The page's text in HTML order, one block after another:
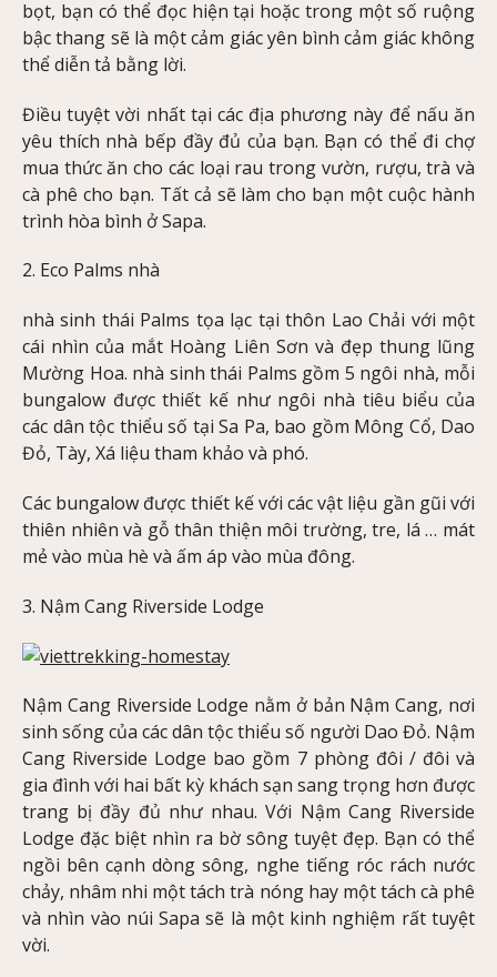
bọt, bạn có thể đọc hiện tại hoặc trong một số ruộng
bậc thang sẽ là một cảm giác yên bình cảm giác không
thể diễn tả bằng lời.
Điều tuyệt vời nhất tại các địa phương này để nấu ăn
yêu thích nhà bếp đầy đủ của bạn. Bạn có thể đi chợ
mua thức ăn cho các loại rau trong vườn, rượu, trà và
cà phê cho bạn. Tất cả sẽ làm cho bạn một cuộc hành
trình hòa bình ở Sapa.
2. Eco Palms nhà
nhà sinh thái Palms tọa lạc tại thôn Lao Chải với một
cái nhìn của mắt Hoàng Liên Sơn và đẹp thung lũng
Mường Hoa. nhà sinh thái Palms gồm 5 ngôi nhà, mỗi
bungalow được thiết kế như ngôi nhà tiêu biểu của
các dân tộc thiểu số tại Sa Pa, bao gồm Mông Cổ, Dao
Đỏ, Tày, Xá liệu tham khảo và phó.
Các bungalow được thiết kế với các vật liệu gần gũi với
thiên nhiên và gỗ thân thiện môi trường, tre, lá … mát
mẻ vào mùa hè và ấm áp vào mùa đông.
3. Nậm Cang Riverside Lodge
Nậm Cang Riverside Lodge nằm ở bản Nậm Cang, nơi
sinh sống của các dân tộc thiểu số người Dao Đỏ. Nậm
Cang Riverside Lodge bao gồm 7 phòng đôi / đôi và
gia đình với hai bất kỳ khách sạn sang trọng hơn được
trang bị đầy đủ như nhau. Với Nậm Cang Riverside
Lodge đặc biệt nhìn ra bờ sông tuyệt đẹp. Bạn có thể
ngồi bên cạnh dòng sông, nghe tiếng róc rách nước
chảy, nhâm nhi một tách trà nóng hay một tách cà phê
và nhìn vào núi Sapa sẽ là một kinh nghiệm rất tuyệt
vời.